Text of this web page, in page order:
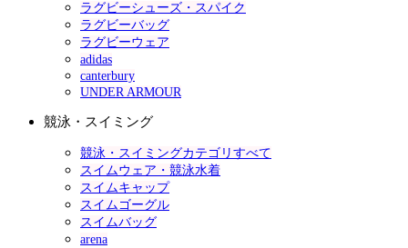
ラグビーシューズ・スパイク
ラグビーバッグ
ラグビーウェア
adidas
canterbury
UNDER ARMOUR
競泳・スイミング
競泳・スイミングカテゴリすべて
スイムウェア・競泳水着
スイムキャップ
スイムゴーグル
スイムバッグ
arena